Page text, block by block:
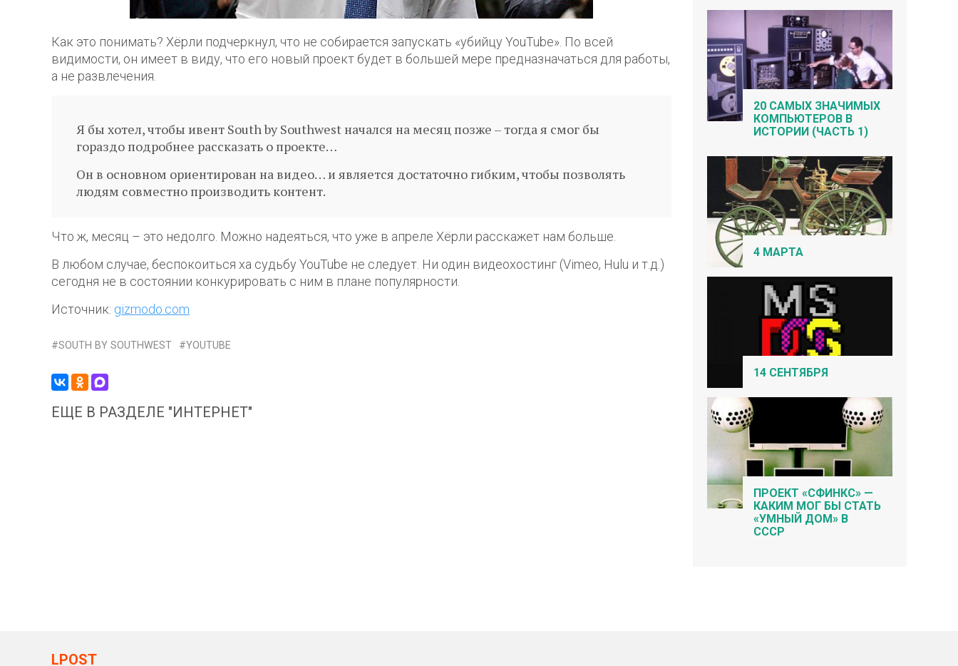
Как это понимать? Хёрли подчеркнул, что не собирается запускать «убийцу YouTube». По всей
видимости, он имеет в виду, что его новый проект будет в большей мере предназначаться для работы,
а не развлечения.
Я бы хотел, чтобы ивент South by Southwest начался на месяц позже – тогда я смог бы
гораздо подробнее рассказать о проекте…
Он в основном ориентирован на видео… и является достаточно гибким, чтобы позволять
людям совместно производить контент.
Что ж, месяц – это недолго. Можно надеяться, что уже в апреле Хёрли расскажет нам больше.
В любом случае, беспокоиться ха судьбу YouTube не следует. Ни один видеохостинг (Vimeo, Hulu и т.д.)
сегодня не в состоянии конкурировать с ним в плане популярности.
Источник: gizmodo.com
SOUTH BY SOUTHWEST YOUTUBE
ЕЩЕ В РАЗДЕЛЕ "ИНТЕРНЕТ"
20 САМЫХ ЗНАЧИМЫХ
КОМПЬЮТЕРОВ В
ИСТОРИИ (ЧАСТЬ 1)
4 МАРТА
14 СЕНТЯБРЯ
ПРОЕКТ «СФИНКС» —
КАКИМ МОГ БЫ СТАТЬ
«УМНЫЙ ДОМ» В
СССР
LPOST